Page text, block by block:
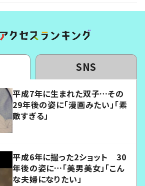
SNS
平成7年に生まれた双子…その
29年後の姿に「漫画みたい」「素
敵すぎる」
平成6年に撮った2ショット 30
年後の姿に…「美男美女」「こん
な夫婦になりたい」